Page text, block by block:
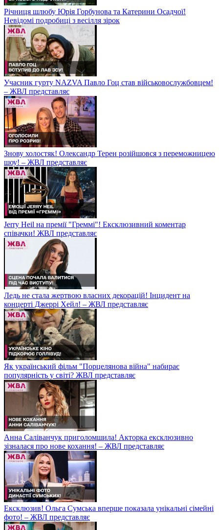
Річниця шлюбу Юрія Горбунова та Катерини Осадчої!
Невідомі подробиці з весілля зірок
Учасник гурту NAZVA Павло Гоц став військовослужбовцем!
– ЖВЛ представляє
Знову холостяк! Олександр Терен розійшовся з переможницею
шоу! – ЖВЛ представляє
Jerry Heil на премії "Греммі"! Ексклюзивний коментар
співачки! ЖВЛ представляє
Ледь не стала жертвою власних декорацій! Інцидент на
концерті Джеррі Хейл! – ЖВЛ представляє
Як український фільм "Порцелянова війна" набирає
популярність у світі? ЖВЛ представляє
Анна Саліванчук приголомшила! Акторка ексклюзивно
зізналася про нове кохання! – ЖВЛ представляє
Ексклюзив! Ольга Сумська вперше показала унікальні сімейні
фото! – ЖВЛ представляє